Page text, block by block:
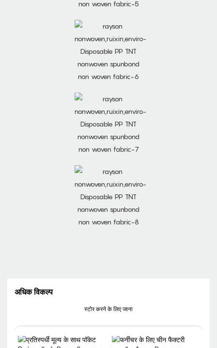
अधिक विकल्प
स्टोर करने के लिए जाना